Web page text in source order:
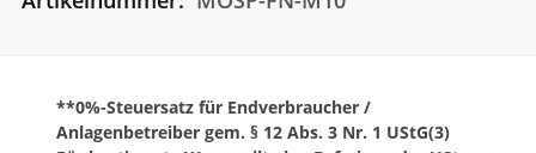
**0%-Steuersatz für Endverbraucher /
Anlagenbetreiber gem. § 12 Abs. 3 Nr. 1 UStG(3)